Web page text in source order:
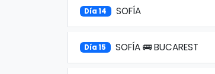
Día 14 SOFÍA
Día 15 SOFÍA 🚌 BUCAREST